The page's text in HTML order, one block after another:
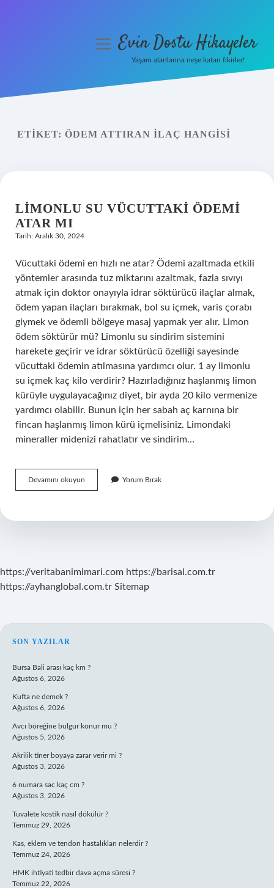
Yasal Uyarı
menüyüEvin Dostu Hikayeler
Yaşam alanlarına neşe katan fikirler!
ETIKET: ÖDEM ATTIRAN ILAÇ HANGISI
LIMONLU SU VÜCUTTAKI ÖDEMI
ATAR MI
Tarih: Aralık 30, 2024
Vücuttaki ödemi en hızlı ne atar? Ödemi azaltmada etkili
yöntemler arasında tuz miktarını azaltmak, fazla sıvıyı
atmak için doktor onayıyla idrar söktürücü ilaçlar almak,
ödem yapan ilaçları bırakmak, bol su içmek, varis çorabı
giymek ve ödemli bölgeye masaj yapmak yer alır. Limon
ödem söktürür mü? Limonlu su sindirim sistemini
harekete geçirir ve idrar söktürücü özelliği sayesinde
vücuttaki ödemin atılmasına yardımcı olur. 1 ay limonlu
su içmek kaç kilo verdirir? Hazırladığınız haşlanmış limon
kürüyle uygulayacağınız diyet, bir ayda 20 kilo vermenize
yardımcı olabilir. Bunun için her sabah aç karnına bir
fincan haşlanmış limon kürü içmelisiniz. Limondaki
mineraller midenizi rahatlatır ve sindirim…
Devamını okuyun
Su
Atar
Yorum Bırak
https://veritabanimimari.com https://barisal.com.tr
https://ayhanglobal.com.tr Sitemap
SIDEBAR
SON YAZILAR
Bursa Bali arası kaç km ?
Ağustos 6, 2026
Kufta ne demek ?
Ağustos 6, 2026
Avcı böreğine bulgur konur mu ?
Ağustos 5, 2026
Akrilik tiner boyaya zarar verir mi ?
Ağustos 3, 2026
6 numara sac kaç cm ?
Ağustos 3, 2026
Tuvalete kostik nasıl dökülür ?
Temmuz 29, 2026
Kas, eklem ve tendon hastalıkları nelerdir ?
Temmuz 24, 2026
HMK ihtiyati tedbir dava açma süresi ?
Temmuz 22, 2026